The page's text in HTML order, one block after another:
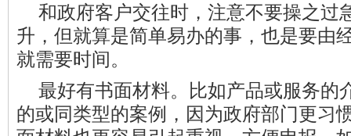
和政府客户交往时，注意不要操之过
升，但就算是简单易办的事，也是要由
就需要时间。
最好有书面材料。比如产品或服务的
的或同类型的案例，因为政府部门更习